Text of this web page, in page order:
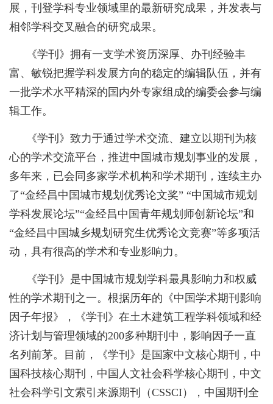
展，刊登学科专业领域里的最新研究成果，并发表与
相邻学科交叉融合的研究成果。
《学刊》拥有一支学术资历深厚、办刊经验丰
富、敏锐把握学科发展方向的稳定的编辑队伍，并有
一批学术水平精深的国内外专家组成的编委会参与编
辑工作。
《学刊》致力于通过学术交流、建立以期刊为核
心的学术交流平台，推进中国城市规划事业的发展，
多年来，已会同多家学术机构和学术期刊，连续主办
了“金经昌中国城市规划优秀论文奖” “中国城市规划
学科发展论坛”“金经昌中国青年规划师创新论坛”和
“金经昌中国城乡规划研究生优秀论文竞赛”等多项活
动，具有很高的学术和专业影响力。
《学刊》是中国城市规划学科最具影响力和权威
性的学术期刊之一。根据历年的《中国学术期刊影响
因子年报》，《学刊》在土木建筑工程学科领域和经
济计划与管理领域的200多种期刊中，影响因子一直
名列前茅。目前，《学刊》是国家中文核心期刊，中
国科技核心期刊，中国人文社会科学核心期刊，中文
社会科学引文索引来源期刊（CSSCI），中国期刊全